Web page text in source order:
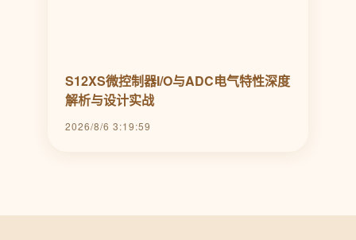
S12XS微控制器I/O与ADC电气特性深度
解析与设计实战
2026/8/6 3:19:59